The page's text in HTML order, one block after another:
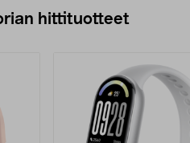
hittituotteet